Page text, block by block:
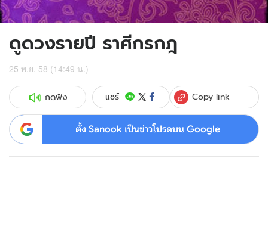
ดูดวงรายปี ราศีกรกฎ
25 พ.ย. 58 (14:49 น.)
กดฟัง แชร์ Copy link
ตั้ง Sanook เป็นข่าวโปรดบน Google